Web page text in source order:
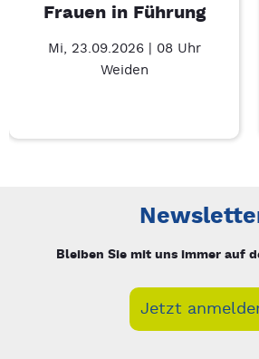
Frauen in Führung
Mi, 23.09.2026 | 08 Uhr
Weiden
Bleiben Sie mit uns immer auf
Jetzt